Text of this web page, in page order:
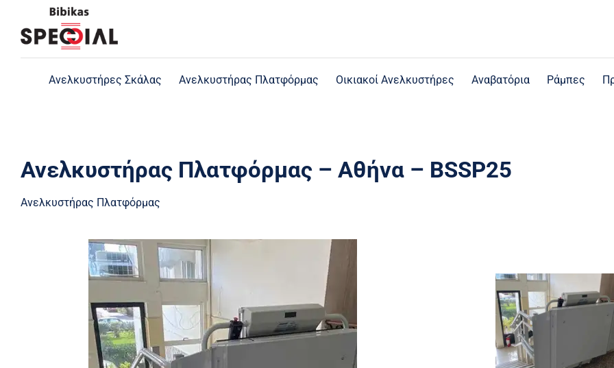
content
Ανελκυστήρες Σκάλας Ανελκυστήρας Πλατφόρμας Οικιακοί Ανελκυστήρες Aναβατόρια Ράμπες
Ανελκυστήρας Πλατφόρμας – Αθήνα – BSSP25
Ανελκυστήρας Πλατφόρμας